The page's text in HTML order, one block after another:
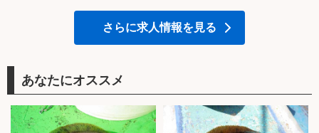
さらに求人情報を見る
あなたにオススメ